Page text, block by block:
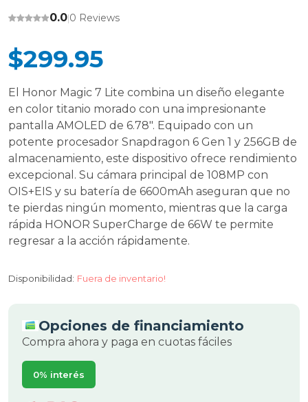
0.0|0 Reviews
$299.95
El Honor Magic 7 Lite combina un diseño elegante
en color titanio morado con una impresionante
pantalla AMOLED de 6.78". Equipado con un
potente procesador Snapdragon 6 Gen 1 y 256GB de
almacenamiento, este dispositivo ofrece rendimiento
excepcional. Su cámara principal de 108MP con
OIS+EIS y su batería de 6600mAh aseguran que no
te pierdas ningún momento, mientras que la carga
rápida HONOR SuperCharge de 66W te permite
regresar a la acción rápidamente.
Disponibilidad: Fuera de inventario!
Opciones de financiamiento
Compra ahora y paga en cuotas fáciles
0% interés